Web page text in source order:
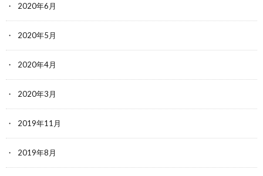
2020年6月
2020年5月
2020年4月
2020年3月
2019年11月
2019年8月